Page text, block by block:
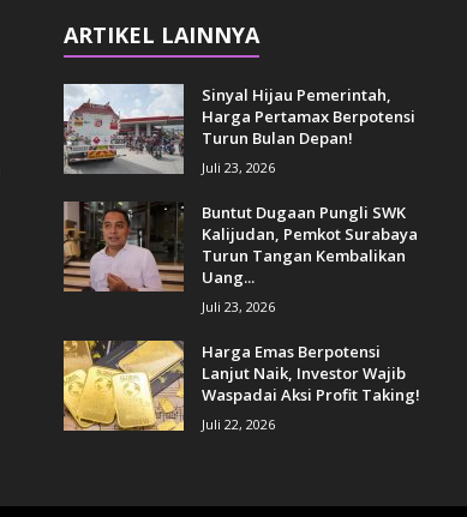
ARTIKEL LAINNYA
Sinyal Hijau Pemerintah,
Harga Pertamax Berpotensi
Turun Bulan Depan!
Juli 23, 2026
Buntut Dugaan Pungli SWK
Kalijudan, Pemkot Surabaya
Turun Tangan Kembalikan
Uang...
Juli 23, 2026
Harga Emas Berpotensi
Lanjut Naik, Investor Wajib
Waspadai Aksi Profit Taking!
Juli 22, 2026